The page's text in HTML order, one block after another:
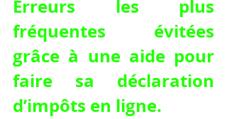
Erreurs les plus
fréquentes évitées
grâce à une aide pour
faire sa déclaration
d’impôts en ligne.